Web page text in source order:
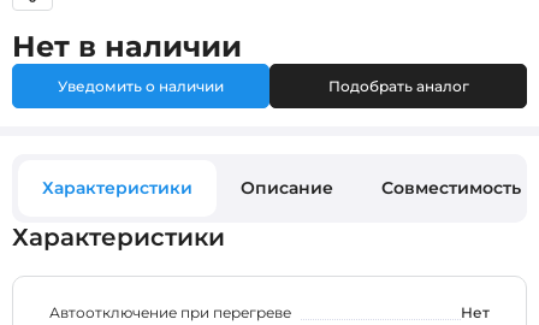
Нет в наличии
Уведомить о наличии Подобрать аналог
Характеристики Описание Совместимость
Характеристики
Автоотключение при перегреве Нет